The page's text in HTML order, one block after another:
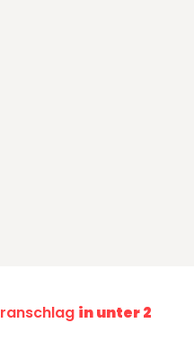
in unter 2